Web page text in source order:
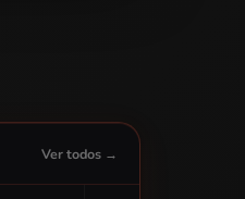
Ver todos →